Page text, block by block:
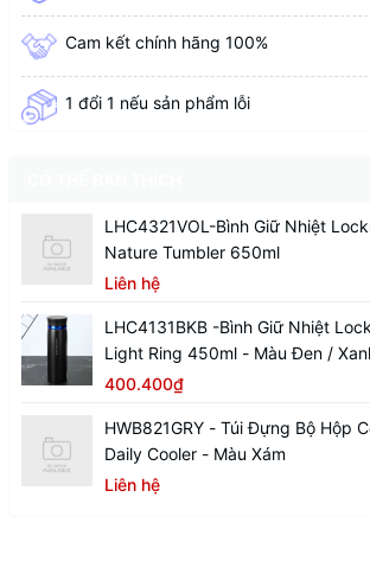
Cam kết chính hãng 100%
1 đổi 1 nếu sản phẩm lỗi
LHC4321VOL-Bình Giữ Nhiệt
Nature Tumbler 650ml
Liên hệ
LHC4131BKB -Bình Giữ Nhiệt
Light Ring 450ml - Màu Đen /
400.400₫
HWB821GRY - Túi Đựng Bộ Hộp
Daily Cooler - Màu Xám
Liên hệ